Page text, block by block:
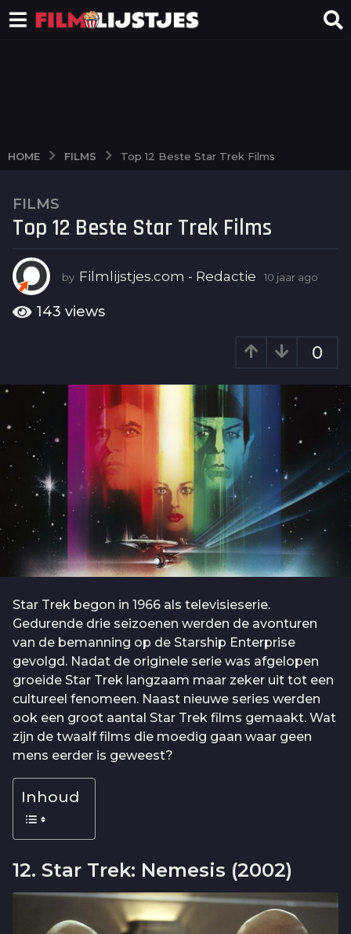
HOME FILMS Top 12 Beste Star Trek Films
1
0
a
a
a
o
FILMS
Top 12 Beste Star Trek Films
by Filmlijstjes.com - Redactie 10 jaar ago
a
143 views
0
Star Trek begon in 1966 als televisieserie.
Gedurende drie seizoenen werden de avonturen
van de bemanning op de Starship Enterprise
gevolgd. Nadat de originele serie was afgelopen
groeide Star Trek langzaam maar zeker uit tot een
cultureel fenomeen. Naast nieuwe series werden
ook een groot aantal Star Trek films gemaakt. Wat
zijn de twaalf films die moedig gaan waar geen
mens eerder is geweest?
Inhoud
12. Star Trek: Nemesis (2002)